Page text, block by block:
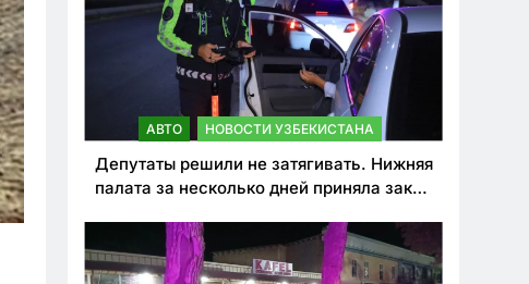
АВТО НОВОСТИ УЗБЕКИСТАНА
Депутаты решили не затягивать. Нижняя
палата за несколько дней приняла закон
нарушителей ПДД